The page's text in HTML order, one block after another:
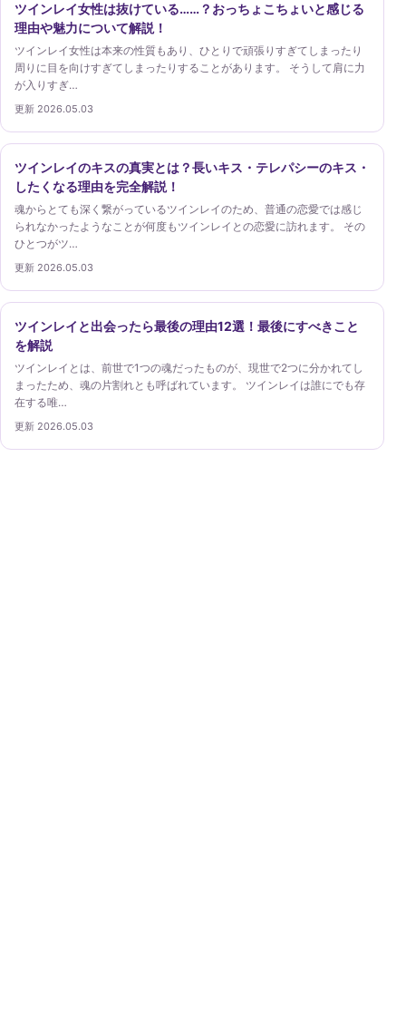
ツインレイ女性は抜けている……？おっちょこちょいと感じる
理由や魅力について解説！
ツインレイ女性は本来の性質もあり、ひとりで頑張りすぎてしまったり
周りに目を向けすぎてしまったりすることがあります。 そうして肩に力
が入りすぎ…
更新 2026.05.03
ツインレイのキスの真実とは？長いキス・テレパシーのキス・
したくなる理由を完全解説！
魂からとても深く繋がっているツインレイのため、普通の恋愛では感じ
られなかったようなことが何度もツインレイとの恋愛に訪れます。 その
ひとつがツ…
更新 2026.05.03
ツインレイと出会ったら最後の理由12選！最後にすべきこと
を解説
ツインレイとは、前世で1つの魂だったものが、現世で2つに分かれてし
まったため、魂の片割れとも呼ばれています。 ツインレイは誰にでも存
在する唯…
更新 2026.05.03